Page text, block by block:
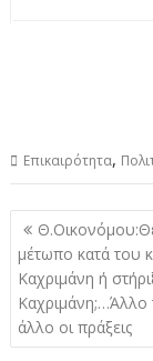
Επικαιρότητα,
Πλοήγηση
άρθρων
μέτωπο κατά του
Καχριμάνη ή
Καχριμάνη;…Άλλο
άλλο οι πράξεις